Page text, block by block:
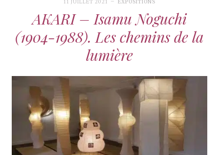
11 JUILLET 2021 EXPOSITIONS
AKARI – Isamu Noguchi
(1904-1988). Les chemins de la
lumière